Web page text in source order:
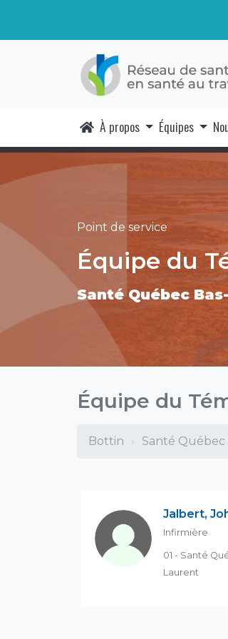
À propos Équipes
Point de service
Équipe du
Santé Québec
Équipe du
Bottin Santé
Jalbert,
Infirmière
01 - Santé
Laurent